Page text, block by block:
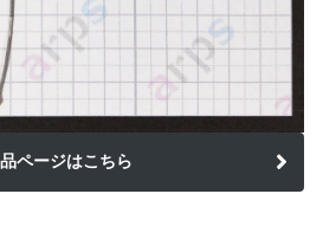
ページはこちら